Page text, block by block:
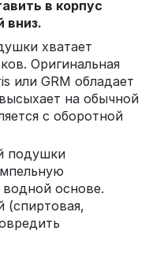
в корпус
вниз.
хватает
Оригинальная
или GRM обладает
на обычной
с оборотной
подушки
водной основе.
(спиртовая,